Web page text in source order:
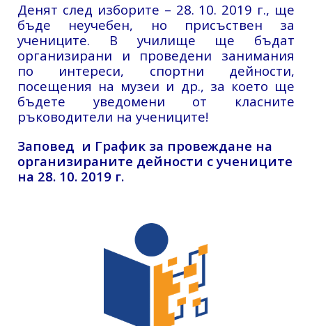
Денят след изборите – 28. 10. 2019 г., ще
бъде неучебен, но присъствен за
учениците. В училище ще бъдат
организирани и проведени занимания
по интереси, спортни дейности,
посещения на музеи и др., за което ще
бъдете уведомени от класните
ръководители на учениците!
Заповед и График за провеждане на
организираните дейности с учениците
на 28. 10. 2019 г.